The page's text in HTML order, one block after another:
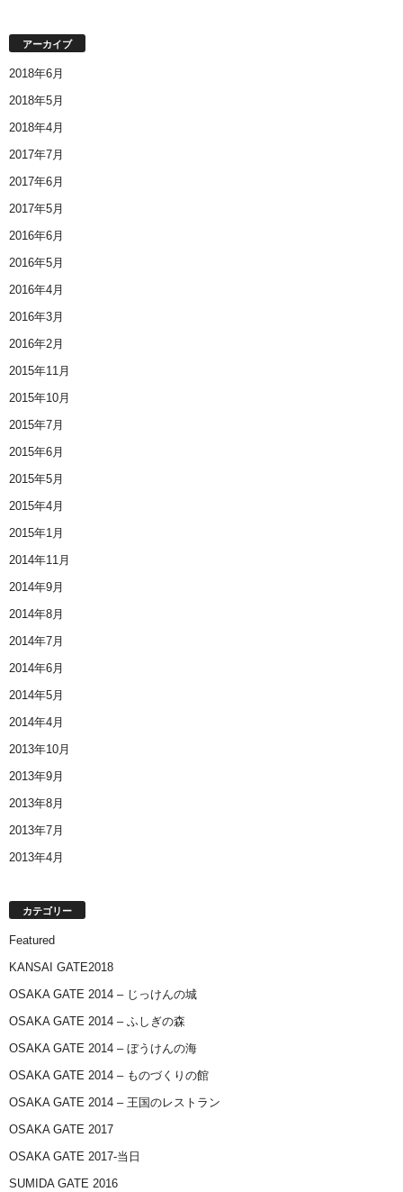
アーカイブ
2018年6月
2018年5月
2018年4月
2017年7月
2017年6月
2017年5月
2016年6月
2016年5月
2016年4月
2016年3月
2016年2月
2015年11月
2015年10月
2015年7月
2015年6月
2015年5月
2015年4月
2015年1月
2014年11月
2014年9月
2014年8月
2014年7月
2014年6月
2014年5月
2014年4月
2013年10月
2013年9月
2013年8月
2013年7月
2013年4月
カテゴリー
Featured
KANSAI GATE2018
OSAKA GATE 2014 – じっけんの城
OSAKA GATE 2014 – ふしぎの森
OSAKA GATE 2014 – ぼうけんの海
OSAKA GATE 2014 – ものづくりの館
OSAKA GATE 2014 – 王国のレストラン
OSAKA GATE 2017
OSAKA GATE 2017-当日
SUMIDA GATE 2016